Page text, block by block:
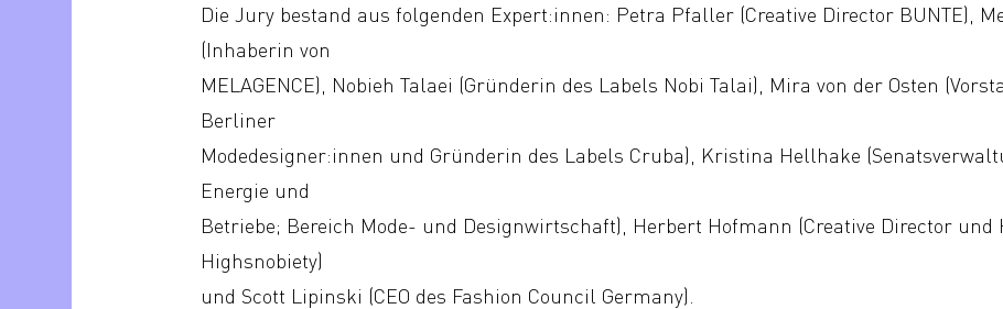
Die Jury bestand aus folgenden Expert:innen: Petra Pfaller (Creative Director BUNTE),
(Inhaberin von
MELAGENCE), Nobieh Talaei (Gründerin des Labels Nobi Talai), Mira von der Osten
Berliner
Modedesigner:innen und Gründerin des Labels Cruba), Kristina Hellhake
Energie und
Betriebe; Bereich Mode- und Designwirtschaft), Herbert Hofmann (Creative Director und
Highsnobiety)
und Scott Lipinski (CEO des Fashion Council Germany).